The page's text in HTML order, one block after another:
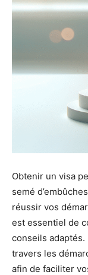
Obtenir un visa
semé
réussir vos
est essentiel de
conseils
travers les
afin de faciliter